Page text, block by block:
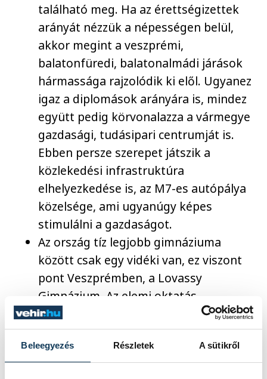
Beleegyezés Részletek A sütikről
található meg. Ha az érettségizettek
arányát nézzük a népességen belül,
akkor megint a veszprémi,
balatonfüredi, balatonalmádi járások
hármassága rajzolódik ki elől. Ugyanez
igaz a diplomások arányára is, mindez
együtt pedig körvonalazza a vármegye
gazdasági, tudásipari centrumját is.
Ebben persze szerepet játszik a
közlekedési infrastruktúra
elhelyezkedése is, az M7-es autópálya
közelsége, ami ugyanúgy képes
stimulálni a gazdaságot.
Az ország tíz legjobb gimnáziuma
között csak egy vidéki van, ez viszont
pont Veszprémben, a Lovassy
Gimnázium. Az elemi oktatás
szempontjából is Budapest képviseli a
minőséget, hiszen a vármegyék
csupán egy-egy iskolát tudnak
hozzáadni a top 50-hez, viszont abban